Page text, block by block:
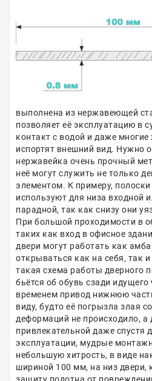
выполнена из нержавеющей
позволяет её эксплуатацию в
контакт с водой и даже
испортят внешний вид. Нужно
нержавейка очень прочный
неё могут служить не только
элементом. К примеру,
используют для низа входной
парадной, так как снизу они
При большой проходимости в
таких как вход в офисное
двери могут работать как
открываться как на себя, так и
такая схема работы дверного
бьётся об обувь сзади идущего
временем привод нижнюю
виду, будто её погрызла злая
деформаций не происходило, а
привлекательной даже спустя
эксплуатации, мудрые
небольшую хитрость, в виде
шириной 100 мм, на низ двери,